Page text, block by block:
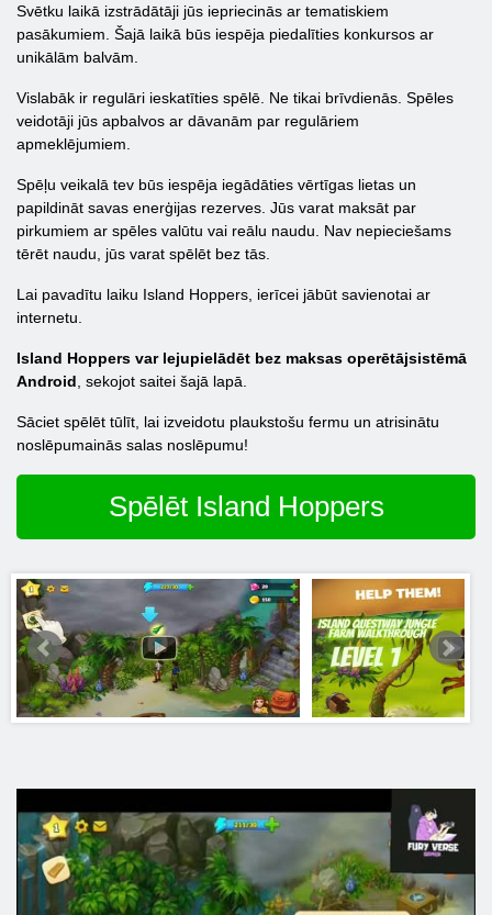
Svētku laikā izstrādātāji jūs iepriecinās ar tematiskiem
pasākumiem. Šajā laikā būs iespēja piedalīties konkursos ar
unikālām balvām.
Vislabāk ir regulāri ieskatīties spēlē. Ne tikai brīvdienās. Spēles
veidotāji jūs apbalvos ar dāvanām par regulāriem
apmeklējumiem.
Spēļu veikalā tev būs iespēja iegādāties vērtīgas lietas un
papildināt savas enerģijas rezerves. Jūs varat maksāt par
pirkumiem ar spēles valūtu vai reālu naudu. Nav nepieciešams
tērēt naudu, jūs varat spēlēt bez tās.
Lai pavadītu laiku Island Hoppers, ierīcei jābūt savienotai ar
internetu.
Island Hoppers var lejupielādēt bez maksas operētājsistēmā
Android , sekojot saitei šajā lapā.
Sāciet spēlēt tūlīt, lai izveidotu plaukstošu fermu un atrisinātu
noslēpumainās salas noslēpumu!
Spēlēt Island Hoppers